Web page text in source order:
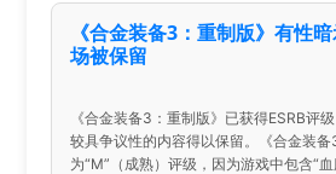
《合金装备3：重制版》有性
场被保留
《合金装备3：重制版》已获得ESRB评
较具争议性的内容得以保留。《合金装
为“M”（成熟）评级，因为游戏中包含“